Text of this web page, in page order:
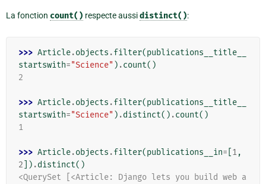
La fonction count() respecte aussidistinct():
>>> Article.objects .filter(publications__title__
startswith="Science" ) .count()
2
>>> Article.objects .filter(publications__title__
startswith="Science" ) .distinct() .count()
1
>>> Article.objects .filter(publications__in= 1,
2 ]) .distinct()
<QuerySet [<Article: Django lets you build web a